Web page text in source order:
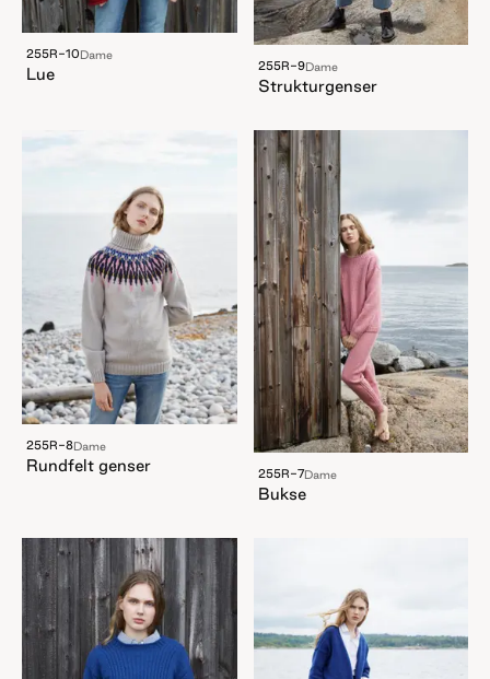
255R-10Dame
Lue 255R-9Dame
Strukturgenser
255R-8Dame
Rundfelt genser 255R-7Dame
Bukse